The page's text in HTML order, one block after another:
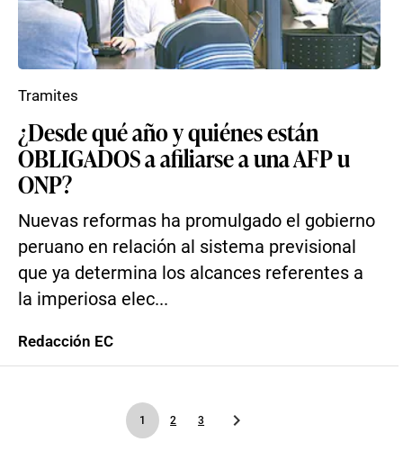
¿Desde qué año y quiénes están
OBLIGADOS a afiliarse a una AFP u
ONP?
Nuevas reformas ha promulgado el gobierno
peruano en relación al sistema previsional
que ya determina los alcances referentes a
la imperiosa elec...
Tramites
Redacción EC
1 2 3